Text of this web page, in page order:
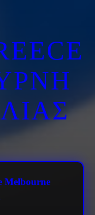
Melbourne